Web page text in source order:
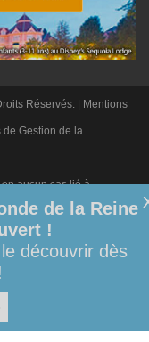
Réservés. | Mentions
de Gestion de la
aucun cas lié à
Paris sera
de la Reine
!
découvrir dès